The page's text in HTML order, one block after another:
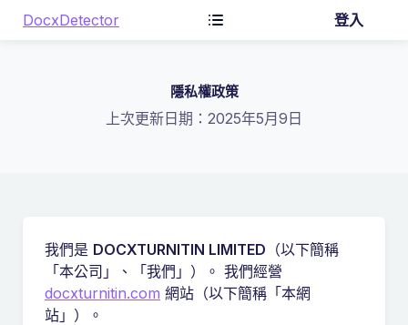
DocxDetector 登入
隱私權政策
上次更新日期：2025年5月9日
我們是 DOCXTURNITIN LIMITED （以下簡稱
「本公司」、「我們」）。 我們經營
docxturnitin.com 網站（以下簡稱「本網
站」）。